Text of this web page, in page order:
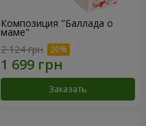
Композиция "Баллада о
маме"
2 124 грн
Заказать